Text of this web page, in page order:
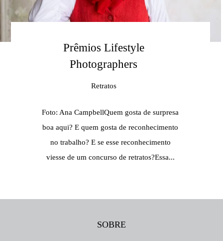
Prêmios Lifestyle
Photographers
Retratos
Foto: Ana CampbellQuem gosta de surpresa
boa aqui? E quem gosta de reconhecimento
no trabalho? E se esse reconhecimento
viesse de um concurso de retratos?Essa...
SOBRE